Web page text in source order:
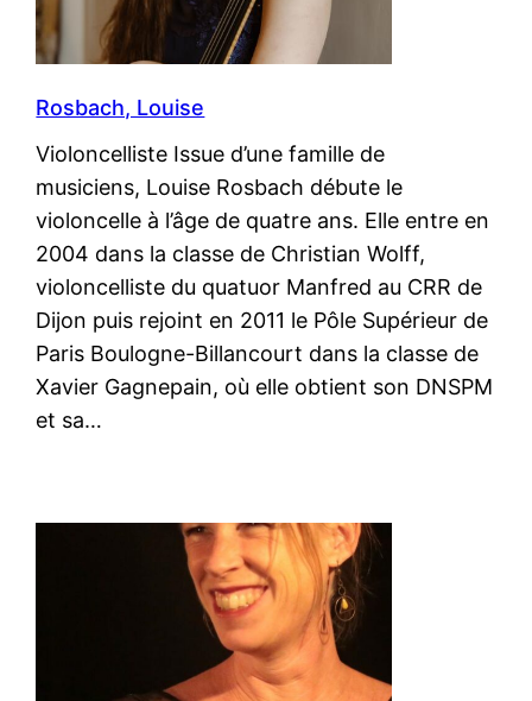
Rosbach, Louise
Violoncelliste Issue d’une famille de
musiciens, Louise Rosbach débute le
violoncelle à l’âge de quatre ans. Elle entre en
2004 dans la classe de Christian Wolff,
violoncelliste du quatuor Manfred au CRR de
Dijon puis rejoint en 2011 le Pôle Supérieur de
Paris Boulogne-Billancourt dans la classe de
Xavier Gagnepain, où elle obtient son DNSPM
et sa…